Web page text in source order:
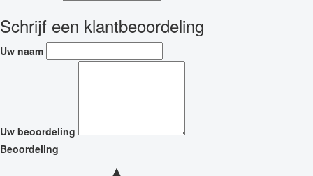
Schrijf een klantbeoordeling
Uw naam
Uw beoordeling
Beoordeling